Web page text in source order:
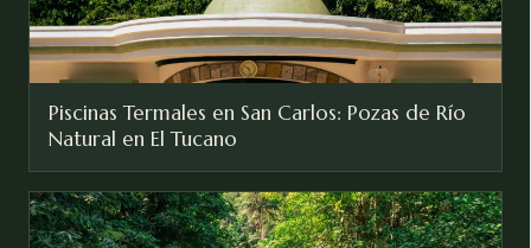
Piscinas Termales en San Carlos: Pozas de Río
Natural en El Tucano